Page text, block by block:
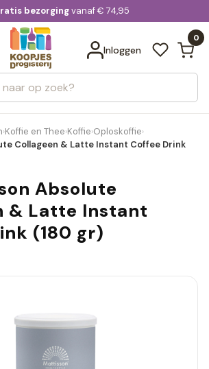
voor 20:00 uur besteld
bezorgingvanaf € 74,95
Inloggen
0
Bekijk alle resultaten
›Koffie en Thee›Koffie›Oploskoffie›
Collageen & Latte Instant Coffee Drink
Absolute
& Latte Instant
(180 gr)